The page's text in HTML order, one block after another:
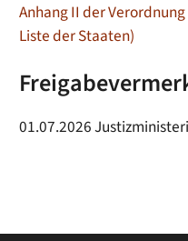
Anhang II der
Liste der Staaten)
01.07.2026